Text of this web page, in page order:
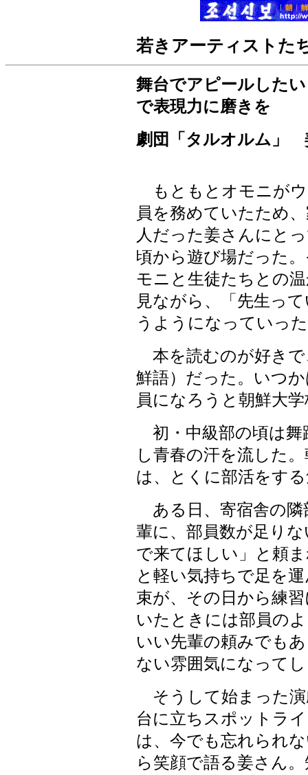
若きアーティストた
舞台でアピールした
で表現力に磨きを
劇団「タルオルム」
もともとオモニが
員を務めていたため
人だった姜さんにと
頃から遊び場だった
モニと生徒たちとの
見ながら、「先生っ
うようになっていっ
本を読むのが好きで
鮮語）だった。いつ
員になろうと朝鮮大
初・中級部の頃は舞
し青春の汗を流した
は、とくに部活をす
ある日、寄宿舎の隣
輩に、部員数が足り
で来てほしい」と頼
と軽い気持ちで足を
束が、その日から練
いたときには部員の
いい先輩の頼みでも
ない雰囲気になって
そうして始まった演
台に立ちスポットラ
は、今でも忘れられ
ら笑顔で語る姜さん